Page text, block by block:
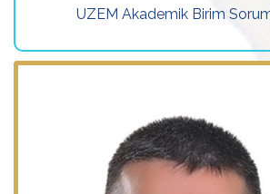
UZEM Akademik Birim